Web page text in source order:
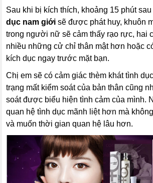
Sau khi bị kích thích, khoảng 15 phút sau
dục nam giới sẽ được phát huy, khuôn
trong người nữ sẽ cảm thấy rạo rực, hai
nhiều những cử chỉ thân mật hơn hoặc
kích dục ngay trước mặt bạn.
Chị em sẽ có cảm giác thèm khát tình
trạng mất kiểm soát của bản thân cũng
soát được biểu hiện tình cảm của mình.
quan hệ tình dục mãnh liệt hơn mà
và muốn thời gian quan hệ lâu hơn.